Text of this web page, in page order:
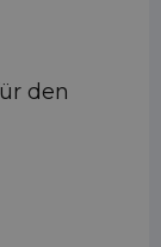
den